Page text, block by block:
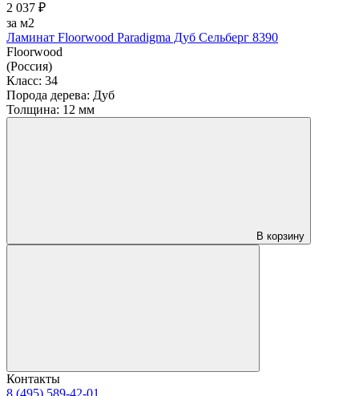
2 037 ₽
за м2
Ламинат Floorwood Paradigma Дуб Сельберг 8390
Floorwood
(Россия)
Класс: 34
Порода дерева: Дуб
Толщина: 12 мм
В корзину
Контакты